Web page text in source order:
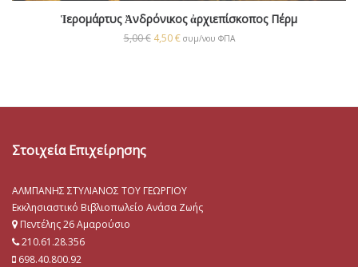
Ἱερομάρτυς Ἀνδρόνικος ἀρχιεπίσκοπος Πέρμ
5,00€ 4,50€ συμ/νου ΦΠΑ
Στοιχεία Επιχείρησης
ΑΛΜΠΑΝΗΣ ΣΤΥΛΙΑΝΟΣ ΤΟΥ ΓΕΩΡΓΙΟΥ
Εκκλησιαστικό Βιβλιοπωλείο Ανάσα Ζωής
Πεντέλης 26 Αμαρούσιο
210.61.28.356
698.40.800.92